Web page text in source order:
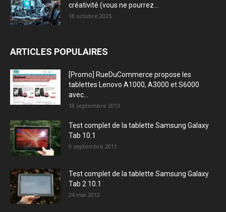
créativité (vous ne pourrez...
18 octobre 2025
ARTICLES POPULAIRES
[Promo] RueDuCommerce propose les
tablettes Lenovo A1000, A3000 et S6000
avec...
18 septembre 2013
Test complet de la tablette Samsung Galaxy
Tab 10.1
9 septembre 2011
Test complet de la tablette Samsung Galaxy
Tab 2 10.1
24 mai 2012